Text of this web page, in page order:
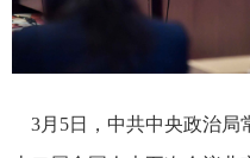
3月5日，中共中央政治局